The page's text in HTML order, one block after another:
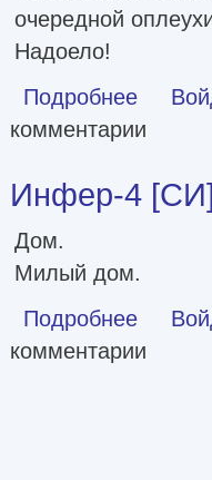
очередной
Надоело!
Подробнее о
комментарии
Инфер-4 [СИ]
Дом.
Милый дом.
Подробнее о Инфер-4
комментарии